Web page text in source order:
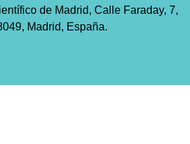
de Madrid, Calle Faraday, 7,
Madrid, España.